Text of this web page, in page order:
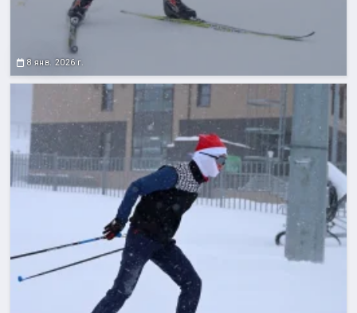
8 янв. 2026 г.